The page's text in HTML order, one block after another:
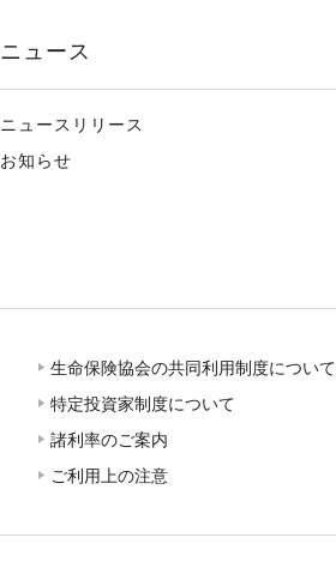
ニュース
ニュースリリース
お知らせ
生命保険協会の共同利用制度について
特定投資家制度について
諸利率のご案内
ご利用上の注意